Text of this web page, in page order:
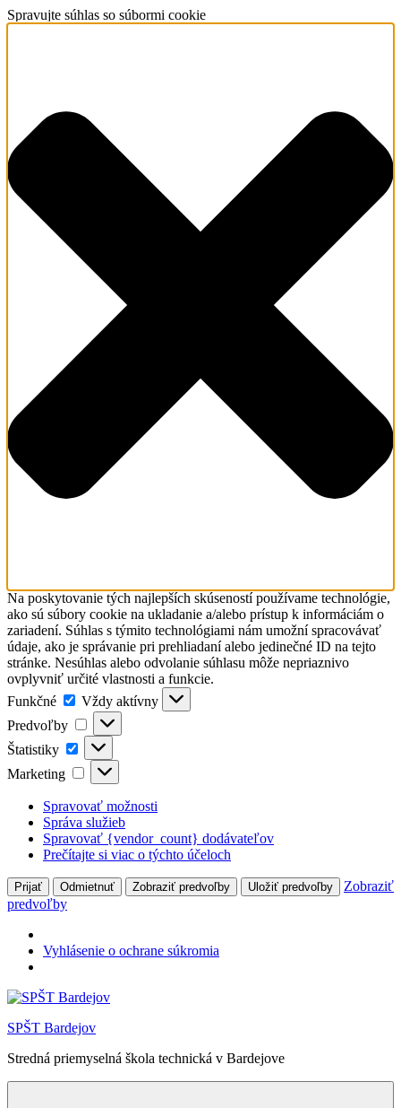
Spravujte súhlas so súbormi cookie
Na poskytovanie tých najlepších skúseností používame technológie,
ako sú súbory cookie na ukladanie a/alebo prístup k informáciám o
zariadení. Súhlas s týmito technológiami nám umožní spracovávať
údaje, ako je správanie pri prehliadaní alebo jedinečné ID na tejto
stránke. Nesúhlas alebo odvolanie súhlasu môže nepriaznivo
ovplyvniť určité vlastnosti a funkcie.
Funkčné
Funkčné
Vždy aktívny
Predvoľby
Predvoľby
Štatistiky Štatistiky
Marketing Marketing
Spravovať možnosti
Správa služieb
Spravovať {vendor_count} dodávateľov
Prečítajte si viac o týchto účeloch
Prijať Odmietnuť Zobraziť predvoľby Uložiť predvoľby
Zobraziť
predvoľby
Vyhlásenie o ochrane súkromia
Skip
content
SPŠT Bardejov
Stredná priemyselná škola technická v Bardejove